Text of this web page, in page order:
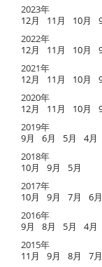
2023年
12月
11月 10月
2022年
12月
11月 10月
2021年
12月
11月 10月
2020年
12月
11月 10月
2019年
9月
6月 5月
4月
2018年
10月
9月
5月
2017年
10月
9月 7月 6月
2016年
9月
8月 5月 4月
2015年
11月
9月 8月 7月